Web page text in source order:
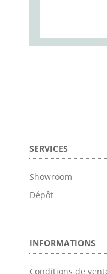
SERVICES
Showroom
Dépôt
INFORMATIONS
Conditions de